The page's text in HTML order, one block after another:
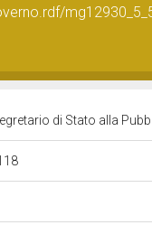
di Stato alla